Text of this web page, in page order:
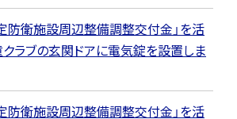
防衛施設周辺整備調整交付金」を活
ラブの玄関ドアに電気錠を設置しま
防衛施設周辺整備調整交付金」を活